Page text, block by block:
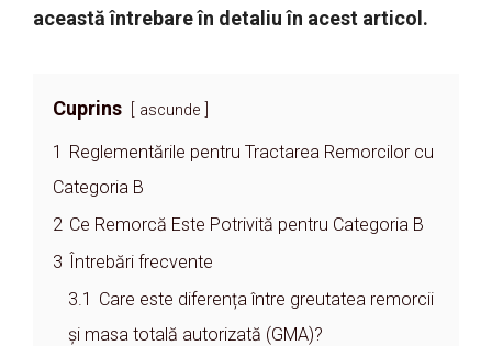
această întrebare în detaliu în acest articol.
Cuprins ascunde
1 Reglementările pentru Tractarea Remorcilor cu
Categoria B
2 Ce Remorcă Este Potrivită pentru Categoria B
3 Întrebări frecvente
3.1 Care este diferența între greutatea remorcii
și masa totală autorizată (GMA)?